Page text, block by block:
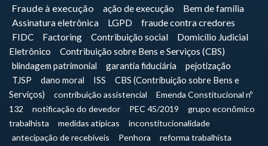
Fraude à execução
ação de execução
Bem de família
Assinatura eletrônica
LGPD fraude contra credores
FIDC Factoring Contribuição social
Domicílio Judicial
Eletrônico
Contribuição sobre Bens e Serviços (CBS)
blindagem patrimonial
garantia fiduciária
pejotização
TJSP
dano moral ISS
CBS (Contribuição sobre Bens e
Serviços)
contribuição assistencial
Emenda Constitucional nº
132
notificação do devedor PEC 45/2019
grupo econômico
trabalhista
medidas atípicas
inconstitucionalidade
antecipação de recebíveis
Penhora
reforma trabalhista